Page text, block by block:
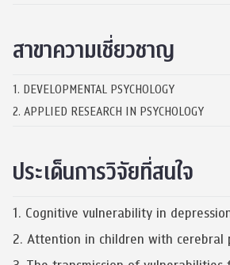
สาขาความเชี่ยวชาญ
1. DEVELOPMENTAL PSYCHOLOGY
2. APPLIED RESEARCH IN PSYCHOLOGY
ประเด็นการวิจัยที่สนใจ
1. Cognitive vulnerability in
2. Attention in children with cerebral